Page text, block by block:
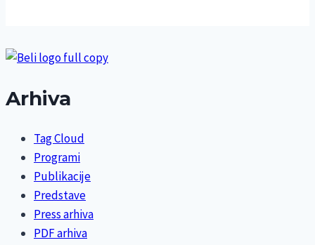
Arhiva
Tag Cloud
Programi
Publikacije
Predstave
Press arhiva
PDF arhiva